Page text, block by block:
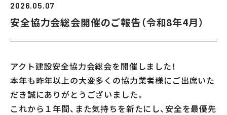
クリニック開業支援
不動産情報
会社案内
2026.05.07
安全協力会総会開催のご報告（令和8年4月）
アクト建設安全協力会総会を開催しました！
本年も昨年以上の大変多くの協力業者様にご出席いた
だき誠にありがとうございました。
これから１年間、また気持ちを新たにし、安全を最優先